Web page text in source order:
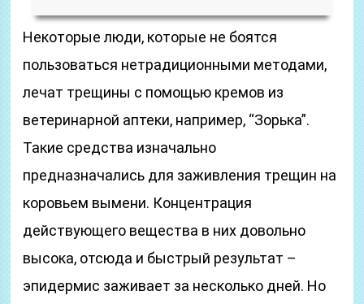
Некоторые люди, которые не боятся
пользоваться нетрадиционными методами,
лечат трещины с помощью кремов из
ветеринарной аптеки, например, “Зорька”.
Такие средства изначально
предназначались для заживления трещин на
коровьем вымени. Концентрация
действующего вещества в них довольно
высока, отсюда и быстрый результат –
эпидермис заживает за несколько дней. Но